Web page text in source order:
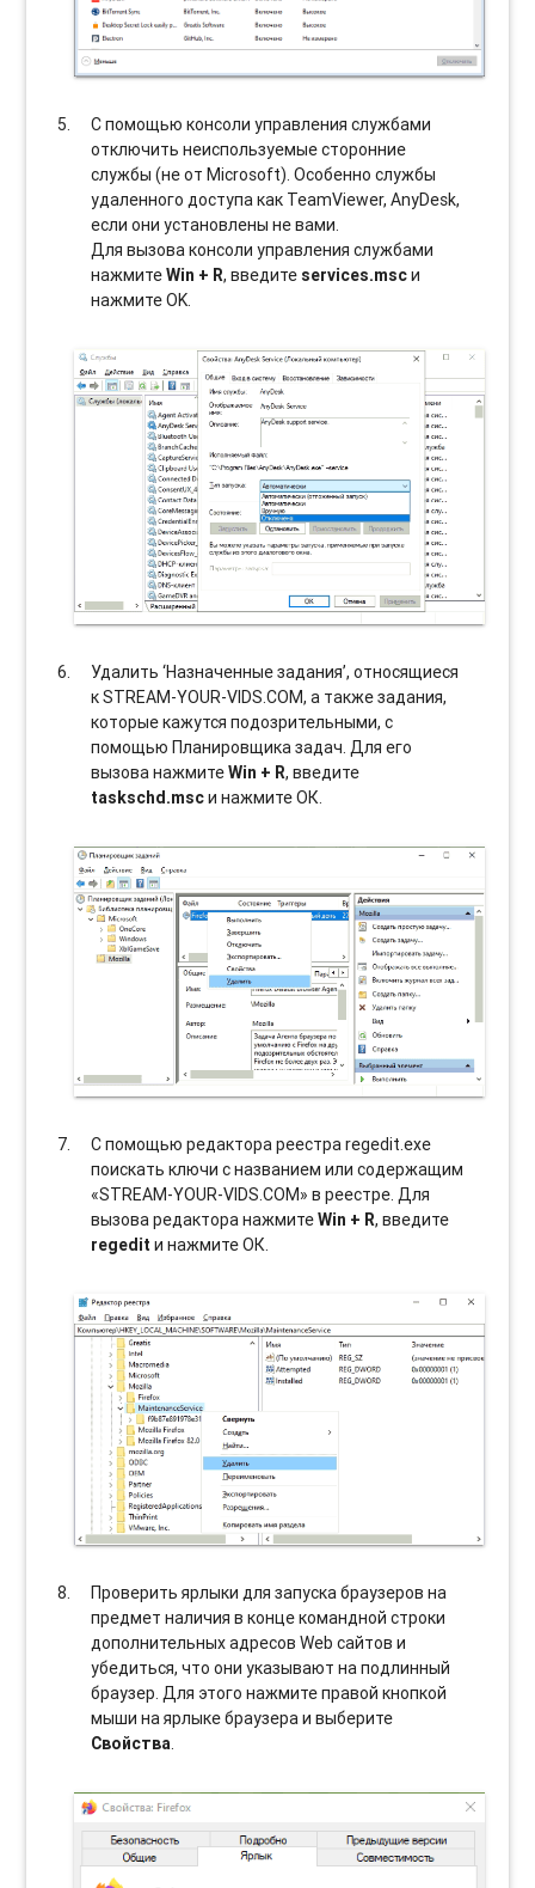
С помощью консоли управления службами
отключить неиспользуемые сторонние
службы (не от Microsoft). Особенно службы
удаленного доступа как TeamViewer, AnyDesk,
если они установлены не вами.
Для вызова консоли управления службами
нажмитеWin + R, введите services.mscи
нажмите OK.
Удалить ‘Назначенные задания’, относящиеся
к STREAM-YOUR-VIDS.COM, а также задания,
которые кажутся подозрительными, с
помощью Планировщика задач. Для его
вызова нажмитеWin + R, введите
taskschd.mscи нажмите ОК.
С помощью редактора реестра regedit.exe
поискать ключи с названием или содержащим
«STREAM-YOUR-VIDS.COM» в реестре. Для
вызова редактора нажмитеWin + R, введите
regedit и нажмите ОК.
Проверить ярлыки для запуска браузеров на
предмет наличия в конце командной строки
дополнительных адресов Web сайтов и
убедиться, что они указывают на подлинный
браузер. Для этого нажмите правой кнопкой
мыши на ярлыке браузера и выберите
Свойства.